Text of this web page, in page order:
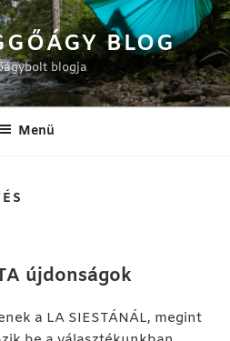
BLOG
blogja
Menü
újdonságok
a LA SIESTÁNÁL, megint